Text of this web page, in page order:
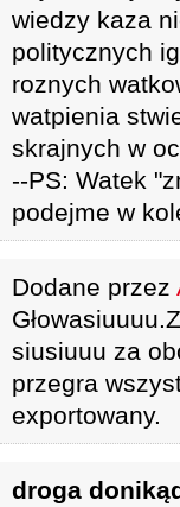
wiedzy kaza
politycznych
roznych
watpienia
skrajnych w
--PS: Watek
podejme w
Dodane przez
siusiuuu za
przegra
exportowany.
droga